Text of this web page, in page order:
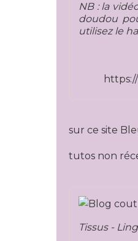
NB : la
doudou
utilisez le
sur ce site
tutos non
Tissus -